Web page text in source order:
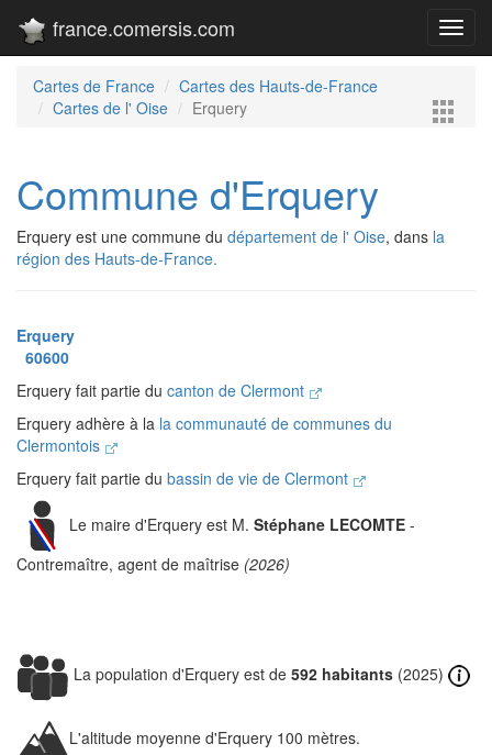
france.comersis.com
Cartes de France
Cartes des Hauts-de-France
Cartes de l' Oise
Erquery
Commune d'Erquery
Erquery est une commune du département de l' Oise, dans la
région des Hauts-de-France.
Erquery
60600
Erquery fait partie du canton de Clermont
Erquery adhère à la la communauté de communes du
Clermontois
Erquery fait partie du bassin de vie de Clermont
Le maire d'Erquery est M. Stéphane LECOMTE -
Contremaître, agent de maîtrise (2026)
La population d'Erquery est de 592 habitants (2025)
L'altitude moyenne d'Erquery 100 mètres.